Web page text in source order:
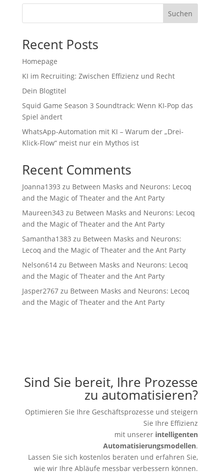
Suchen
Recent Posts
Homepage
KI im Recruiting: Zwischen Effizienz und Recht
Dein Blogtitel
Squid Game Season 3 Soundtrack: Wenn KI-Pop das
Spiel ändert
WhatsApp-Automation mit KI – Warum der „Drei-
Klick-Flow“ meist nur ein Mythos ist
Recent Comments
Joanna1393 zu Between Masks and Neurons: Lecoq
and the Magic of Theater and the Ant Party
Maureen343 zu Between Masks and Neurons: Lecoq
and the Magic of Theater and the Ant Party
Samantha1383 zu Between Masks and Neurons:
Lecoq and the Magic of Theater and the Ant Party
Nelson614zu Between Masks and Neurons: Lecoq
and the Magic of Theater and the Ant Party
Jasper2767zu Between Masks and Neurons: Lecoq
and the Magic of Theater and the Ant Party
Sind Sie bereit, Ihre Prozesse
zu automatisieren?
Optimieren Sie Ihre Geschäftsprozesse und steigern
Sie Ihre Effizienz
mit unserer intelligenten
Automatisierungsmodellen.
Lassen Sie sich kostenlos beraten und erfahren Sie,
wie wir Ihre Abläufe messbar verbessern können.